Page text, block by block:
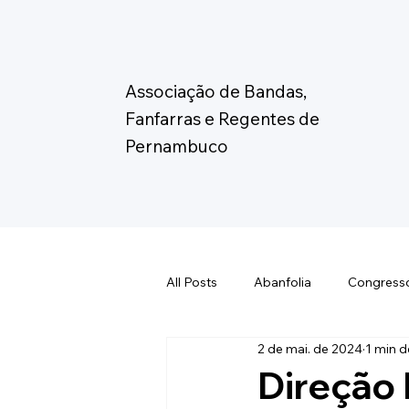
Associação de Bandas,
Fanfarras e Regentes de
Pernambuco
All Posts Abanfolia
Eleição Abanfare Fórum de
Direção
2 de mai. de 2024 1 min